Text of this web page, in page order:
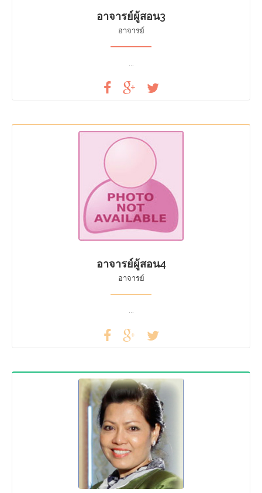
อาจารย์ผู้สอน3
อาจารย์
อาจารย์ผู้สอน4
อาจารย์
...